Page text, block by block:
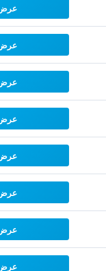
عرض
عرض
عرض
عرض
عرض
عرض
عرض
عرض